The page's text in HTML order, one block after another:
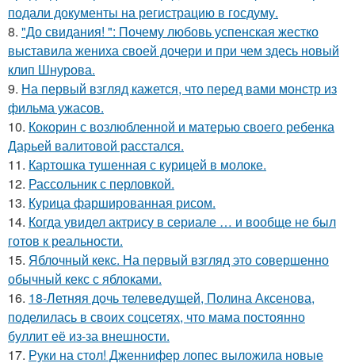
подали документы на регистрацию в госдуму.
8. "До свидания! ": Почему любовь успенская жестко
выставила жениха своей дочери и при чем здесь новый
клип Шнурова.
9. На первый взгляд кажется, что перед вами монстр из
фильма ужасов.
10. Кокорин с возлюбленной и матерью своего ребенка
Дарьей валитовой расстался.
11. Картошка тушенная с курицей в молоке.
12. Рассольник с перловкой.
13. Курица фаршированная рисом.
14. Когда увидел актрису в сериале … и вообще не был
готов к реальности.
15. Яблочный кекс. На первый взгляд это совершенно
обычный кекс с яблоками.
16. 18-Летняя дочь телеведущей, Полина Аксенова,
поделилась в своих соцсетях, что мама постоянно
буллит её из-за внешности.
17. Руки на стол! Дженнифер лопес выложила новые